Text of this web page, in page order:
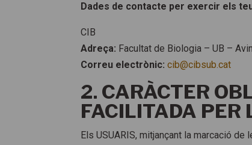
Dades de contacte per exercir els
CIB
Adreça: Facultat de Biologia – UB –
Correu electrònic: cib@cibsub.cat
2. CARÀCTER
FACILITADA PER
Els USUARIS, mitjançant la marcació